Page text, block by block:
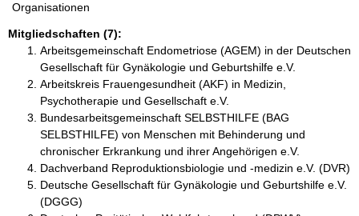
Organisationen
Mitgliedschaften (7):
Arbeitsgemeinschaft Endometriose (AGEM) in der Deutschen
Gesellschaft für Gynäkologie und Geburtshilfe e.V.
Arbeitskreis Frauengesundheit (AKF) in Medizin,
Psychotherapie und Gesellschaft e.V.
Bundesarbeitsgemeinschaft SELBSTHILFE (BAG
SELBSTHILFE) von Menschen mit Behinderung und
chronischer Erkrankung und ihrer Angehörigen e.V.
Dachverband Reproduktionsbiologie und -medizin e.V. (DVR)
Deutsche Gesellschaft für Gynäkologie und Geburtshilfe e.V.
(DGGG)